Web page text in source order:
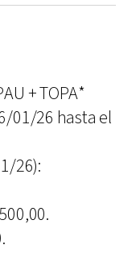
+ TOPA*
01/26 hasta el
26):